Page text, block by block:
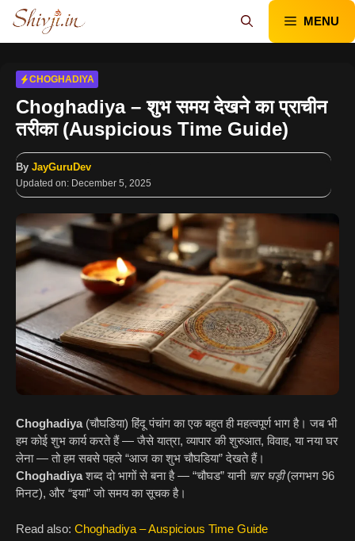
Skip
content
MENU
CHOGHADIYA
Choghadiya – शुभ समय देखने का प्राचीन
तरीका (Auspicious Time Guide)
By JayGuruDev
Updated on: December 5, 2025
Choghadiya(चौघडिया) हिंदू पंचांग का एक बहुत ही महत्वपूर्ण भाग है। जब भी
हम कोई शुभ कार्य करते हैं — जैसे यात्रा, व्यापार की शुरुआत, विवाह, या नया घर
लेना — तो हम सबसे पहले “आज का शुभ चौघडिया” देखते हैं।
Choghadiyaशब्द दो भागों से बना है — “चौघड” यानी चार घड़ी(लगभग 96
मिनट), और “इया” जो समय का सूचक है।
Read also: Choghadiya – Auspicious Time Guide